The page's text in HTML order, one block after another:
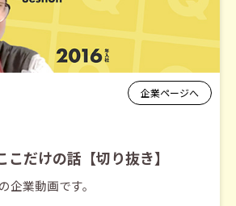
企業ページへ
こだけの話【切り抜き】
企業動画です。